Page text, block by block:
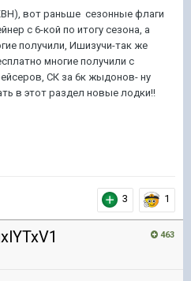
вот раньше сезонные флаги
с 6-кой по итогу сезона, а
получили, Ишизучи-так же
многие получили с
СК за 6к жыдонов- ну
в этот раздел новые лодки!!
3 1
463